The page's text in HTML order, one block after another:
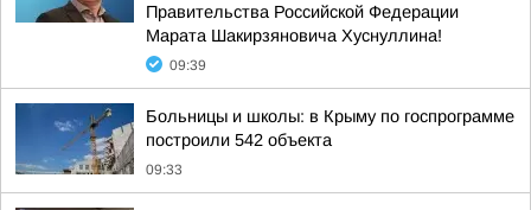
Правительства Российской Федерации
Марата Шакирзяновича Хуснуллина!
09:39
Больницы и школы: в Крыму по госпрограмме
построили 542 объекта
09:33